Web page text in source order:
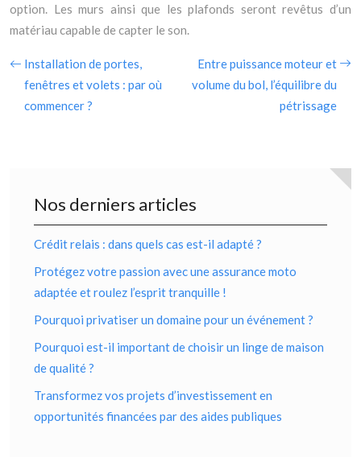
option. Les murs ainsi que les plafonds seront revêtus d’un
matériau capable de capter le son.
Installation de portes,
fenêtres et volets : par où
commencer ?
Entre puissance moteur et
volume du bol, l’équilibre du
pétrissage
Nos derniers articles
Crédit relais : dans quels cas est-il adapté ?
Protégez votre passion avec une assurance moto
adaptée et roulez l’esprit tranquille !
Pourquoi privatiser un domaine pour un événement ?
Pourquoi est-il important de choisir un linge de maison
de qualité ?
Transformez vos projets d’investissement en
opportunités financées par des aides publiques